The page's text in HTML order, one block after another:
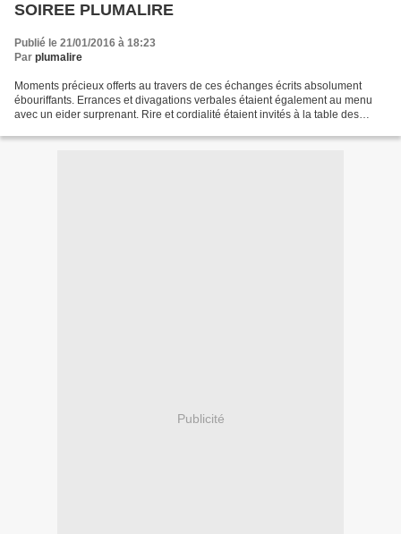
SOIREE PLUMALIRE
Publié le 21/01/2016 à 18:23
Par plumalire
Moments précieux offerts au travers de ces échanges écrits absolument
ébouriffants. Errances et divagations verbales étaient également au menu
avec un eider surprenant. Rire et cordialité étaient invités à la table des
Publicité